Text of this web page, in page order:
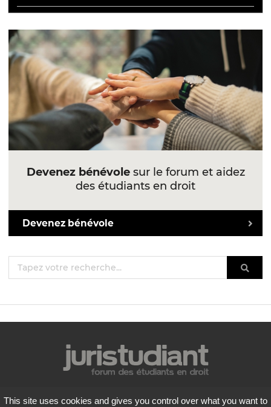
Devenez bénévolesur le forum et aidez
des étudiants en droit
Devenez bénévole
Mentions légales
This site uses cookies and gives you control over what you want to